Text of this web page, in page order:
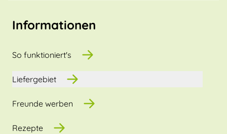
Informationen
So funktioniert's
Liefergebiet
Freunde werben
Rezepte